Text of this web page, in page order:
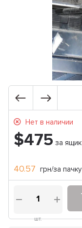
Нет в наличии
$475 за ящик
40.57 грн/за пачку
шт.